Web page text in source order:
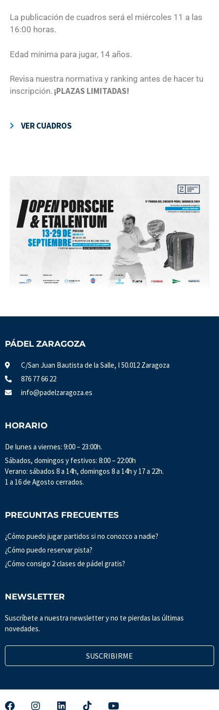
La publicación de cuadros será el miércoles 11 a las
16:00 horas.
Edad mínima para jugar, 14 años.
Revisa nuestra normativa y ranking antes de hacer tu
inscripción. ¡PLAZAS LIMITADAS!
VER CUADROS
PÁDEL ZARAGOZA
C/San Juan Bautista de la Salle, I 50.012 Zaragoza
876 77 66 22
info@padelzaragoza.es
HORARIO
De lunes a viernes: 9:00 – 23:00h.
Sábados, domingos y festivos: 8:00 – 22:00h
Verano: sábados 8 a 14h, domingos 8 a 14h y 17 a 22h.
1 a 16 de Agosto cerrados.
PREGUNTAS FRECUENTES
¿Cómo puedo jugar partidos si no conozco a nadie?
¿Cómo puedo reservar pista?
¿Cómo consigo 2 clases de pádel gratis?
NEWSLETTER
Suscríbete a nuestra newsletter y no te pierdas las últimas
novedades.
SUSCRIBIRME